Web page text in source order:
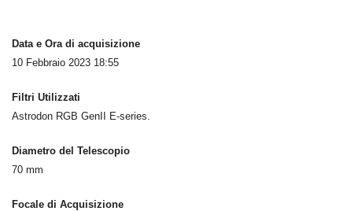
Data e Ora di acquisizione
10 Febbraio 2023 18:55
Filtri Utilizzati
Astrodon RGB GenII E-series.
Diametro del Telescopio
70 mm
Focale di Acquisizione